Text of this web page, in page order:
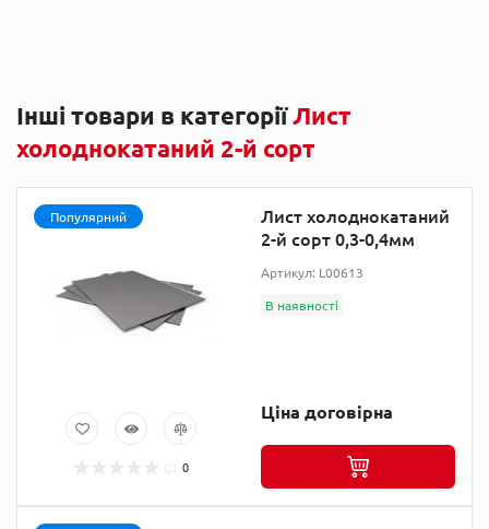
Інші товари в категоріїЛист
холоднокатаний 2-й сорт
Популярний
0
Лист холоднокатаний
2-й сорт 0,3-0,4мм
Артикул: L00613
В наявності
Ціна договірна